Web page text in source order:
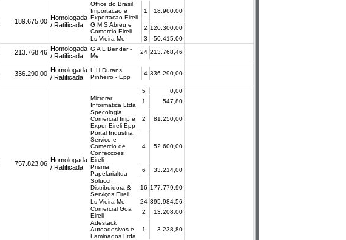
189.675,00 Homologada
/ Ratificada
Office do Brasil
Importacao e
Exportacao Eireli
1 18.960,00
G M S Abreu e
Comercio Eireli
2 120.300,00
Ls Vieira Me
3 50.415,00
213.768,46 Homologada
/ Ratificada
G A L Bender -
Me
24 213.768,46
336.290,00 Homologada
/ Ratificada
L H Durans
Pinheiro - Epp
4 336.290,00
757.823,06 Homologada
/ Ratificada
5
0,00
Microrar
Informatica Ltda
1
547,80
Specologia
Comercial Imp e
Expor Eireli Epp
2 81.250,00
Portal Industria,
Servico e
Comercio de
Confeccoes
Eireli
4 52.600,00
Prisma
Papelarialtda
6
33.214,00
Solucci
Distribuidora &
Serviços Eireli.
16 177.779,90
Ls Vieira Me 24 395.984,56
Comercial Goa
Eireli
2
13.208,00
Adestack
Autoadesivos e
Laminados Ltda
1 3.238,80